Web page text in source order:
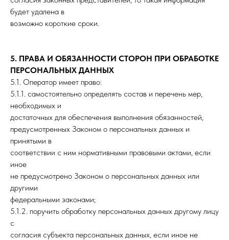
будет удалена в
возможно короткие сроки.
5. ПРАВА И ОБЯЗАННОСТИ СТОРОН ПРИ ОБРАБОТКЕ
ПЕРСОНАЛЬНЫХ ДАННЫХ
5.1. Оператор имеет право:
5.1.1. самостоятельно определять состав и перечень мер,
необходимых и
достаточных для обеспечения выполнения обязанностей,
предусмотренных Законом о персональных данных и
принятыми в
соответствии с ним нормативными правовыми актами, если
иное
не предусмотрено Законом о персональных данных или
другими
федеральными законами;
5.1.2. поручить обработку персональных данных другому лицу
с
согласия субъекта персональных данных, если иное не